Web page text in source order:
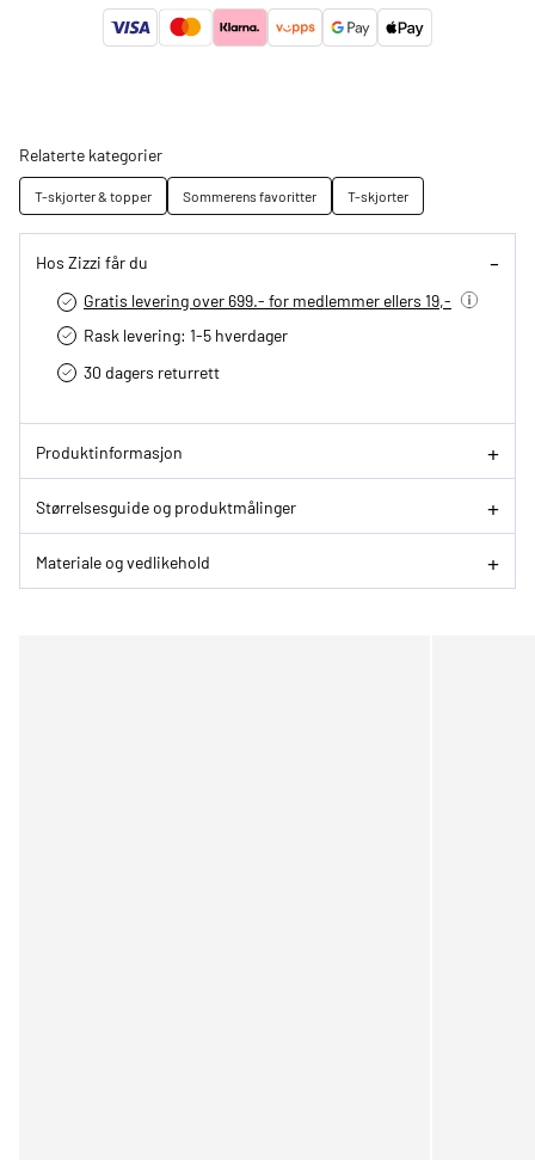
Relaterte kategorier
T-skjorter & topper Sommerens favoritter T-skjorter
Hos Zizzi får du
Gratis levering over 699.- for medlemmer ellers 19,-
Rask levering: 1-5 hverdager
30 dagers returrett
Produktinformasjon
Størrelsesguide og produktmålinger
Materiale og vedlikehold